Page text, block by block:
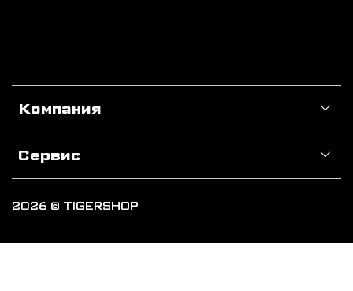
Компания
Сервис
2026 © TIGERSHOP